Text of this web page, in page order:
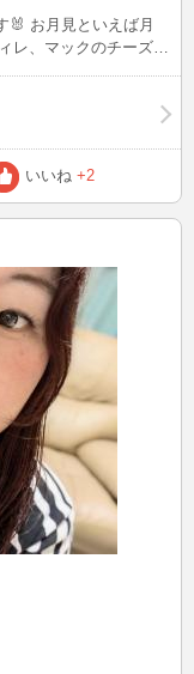
🐰 お月見といえば月
レ、マックのチーズ月
ん仕様で可愛かった
気になっちゃうの何で
さ加減でわかる占い
なたは… 味や香りを
かり見れたり向き合え
手を誉めたりいい気持
ちゃうような戦略派な
だから、居心地いい場
番濃い部分を感じた
は猪突猛進だったり、
を自分色に染めちゃう
人生のなかで狙いを定
タイプ。基本、かなり
るかもだけど、固い黄
で、わかってくれる
いいね +2